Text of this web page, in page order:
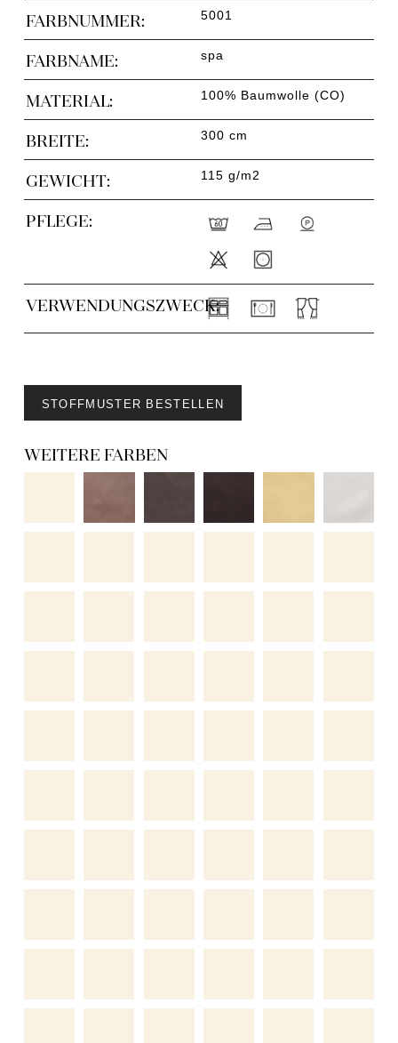
FARBNUMMER: 5001
FARBNAME: spa
MATERIAL: 100% Baumwolle (CO)
BREITE: 300 cm
GEWICHT: 115 g/m2
PFLEGE:
VERWENDUNGSZWECK:
STOFFMUSTER BESTELLEN
WEITERE FARBEN